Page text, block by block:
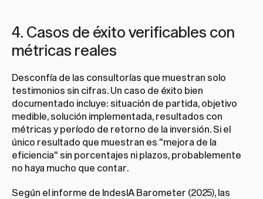
4. Casos de éxito verificables con
métricas reales
Desconfía de las consultorías que muestran solo
testimonios sin cifras. Un caso de éxito bien
documentado incluye: situación de partida, objetivo
medible, solución implementada, resultados con
métricas y período de retorno de la inversión. Si el
único resultado que muestran es "mejora de la
eficiencia" sin porcentajes ni plazos, probablemente
no haya mucho que contar.
Según el informe de IndesIA Barometer (2025), las